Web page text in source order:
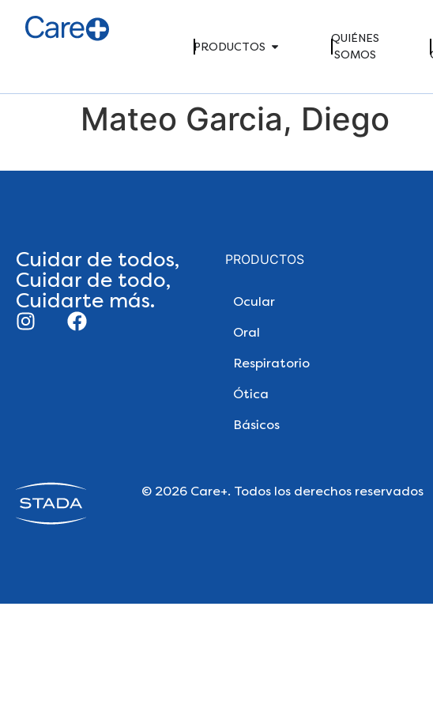
PRODUCTOS
QUIÉNES
SOMOS
Mateo Garcia, Diego
Cuidar de todos,
Cuidar de todo,
Cuidarte más.
PRODUCTOS
Ocular
Oral
Respiratorio
Ótica
Básicos
© 2026 Care+. Todos los derechos reservados